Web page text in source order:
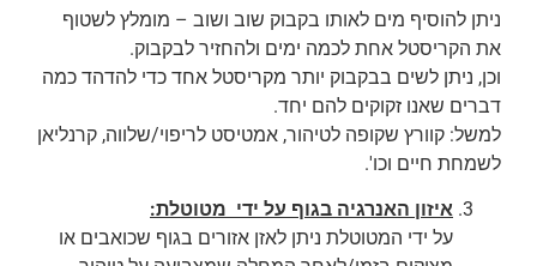
ניתן להוסיף מים לאותו בקבוק שוב ושוב – מומלץ לשטוף
את הקריסטל אחת לכמה ימים ולהחזיר לבקבוק.
וכן, ניתן לשים בבקבוק יותר מקריסטל אחד כדי להדהד כמה
דברים שאנו זקוקים להם יחד.
למשל: קוורץ שקופה לטיהור, אמטיסט לריפוי/שלווה, קרנליאן
לשמחת חיים וכו'.
איזון האנרגיה בגוף על ידי מטוטלת:
על ידי המטוטלת ניתן לאזן אזורים בגוף שכואבים או